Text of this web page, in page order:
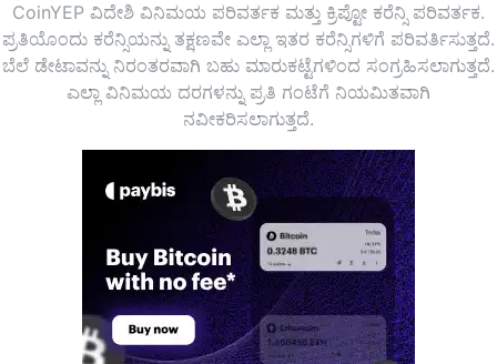
CoinYEP ವಿದೇಶಿ ವಿನಿಮಯ ಪರಿವರ್ತಕ ಮತ್ತು ಕ್ರಿಪ್ಟೋ ಕರೆನ್ಸಿ ಪರಿವರ್ತಕ.
ಪ್ರತಿಯೊಂದು ಕರೆನ್ಸಿಯನ್ನು ತಕ್ಷಣವೇ ಎಲ್ಲಾ ಇತರ ಕರೆನ್ಸಿಗಳಿಗೆ ಪರಿವರ್ತಿಸುತ್ತದೆ.
ಬೆಲೆ ಡೇಟಾವನ್ನು ನಿರಂತರವಾಗಿ ಬಹು ಮಾರುಕಟ್ಟೆಗಳಿಂದ ಸಂಗ್ರಹಿಸಲಾಗುತ್ತದೆ.
ಎಲ್ಲಾ ವಿನಿಮಯ ದರಗಳನ್ನು ಪ್ರತಿ ಗಂಟೆಗೆ ನಿಯಮಿತವಾಗಿ
ನವೀಕರಿಸಲಾಗುತ್ತದೆ.